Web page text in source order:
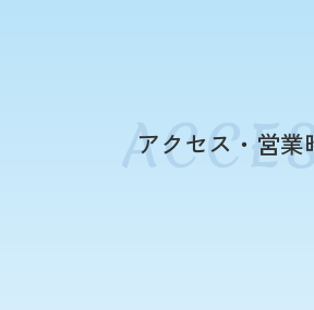
アクセス・営業